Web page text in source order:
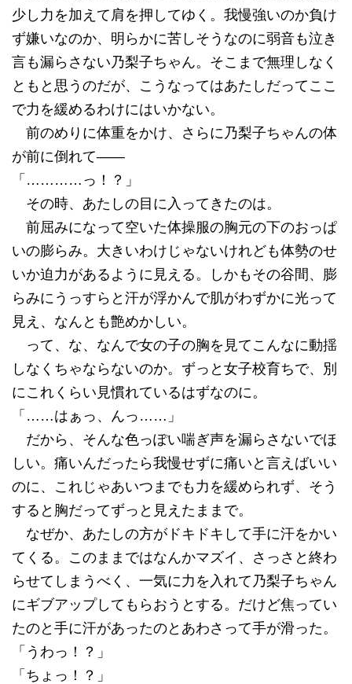
少し力を加えて肩を押してゆく。我慢強いのか負け
ず嫌いなのか、明らかに苦しそうなのに弱音も泣き
言も漏らさない乃梨子ちゃん。そこまで無理しなく
ともと思うのだが、こうなってはあたしだってここ
で力を緩めるわけにはいかない。
前のめりに体重をかけ、さらに乃梨子ちゃんの体
が前に倒れて――
「…………っ！？」
その時、あたしの目に入ってきたのは。
前屈みになって空いた体操服の胸元の下のおっぱ
いの膨らみ。大きいわけじゃないけれども体勢のせ
いか迫力があるように見える。しかもその谷間、膨
らみにうっすらと汗が浮かんで肌がわずかに光って
見え、なんとも艶めかしい。
って、な、なんで女の子の胸を見てこんなに動揺
しなくちゃならないのか。ずっと女子校育ちで、別
にこれくらい見慣れているはずなのに。
「……はぁっ、んっ……」
だから、そんな色っぽい喘ぎ声を漏らさないでほ
しい。痛いんだったら我慢せずに痛いと言えばいい
のに、これじゃあいつまでも力を緩められず、そう
すると胸だってずっと見えたままで。
なぜか、あたしの方がドキドキして手に汗をかい
てくる。このままではなんかマズイ、さっさと終わ
らせてしまうべく、一気に力を入れて乃梨子ちゃん
にギブアップしてもらおうとする。だけど焦ってい
たのと手に汗があったのとあわさって手が滑った。
「うわっ！？」
「ちょっ！？」